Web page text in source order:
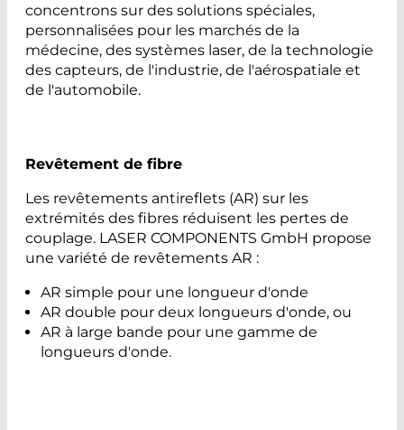
concentrons sur des solutions spéciales,
personnalisées pour les marchés de la
médecine, des systèmes laser, de la technologie
des capteurs, de l'industrie, de l'aérospatiale et
de l'automobile.
Revêtement de fibre
Les revêtements antireflets (AR) sur les
extrémités des fibres réduisent les pertes de
couplage. LASER COMPONENTS GmbH propose
une variété de revêtements AR :
AR simple pour une longueur d'onde
AR double pour deux longueurs d'onde, ou
AR à large bande pour une gamme de
longueurs d'onde.